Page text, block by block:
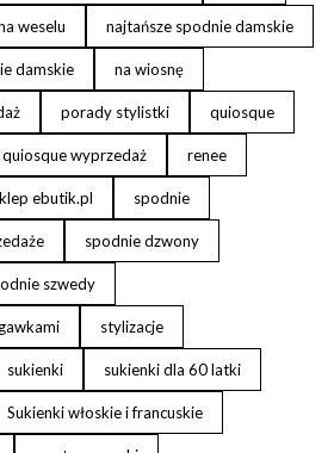
weselu najtańsze spodnie damskie
damskie na wiosnę
porady stylistki quiosque
quiosque wyprzedaż renee
ebutik.pl spodnie
spodnie dzwony
szwedy
stylizacje
sukienki sukienki dla 60 latki
Sukienki włoskie i francuskie